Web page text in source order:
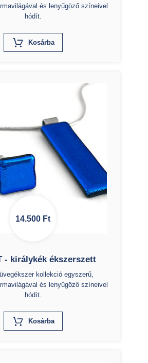
és lenyűgöző színeivel
hódít.
KosárbaX
14.500 Ft
- királykék ékszerszett
kollekció egyszerű,
és lenyűgöző színeivel
hódít.
KosárbaX